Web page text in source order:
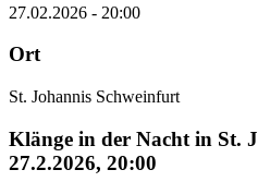
27.02.2026 - 20:00
Ort
St. Johannis Schweinfurt
Klänge in der Nacht in St.
27.2.2026, 20:00